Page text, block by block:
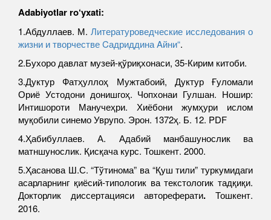
Adabiyotlar ro‘yxati:
1.Абдуллаев. М. Литературоведческие исследования о
жизни и творчестве Cадриддина Aйни“.
2.Бухоро давлат музей-қўриқхонаси, 35-Кирим китоби.
3.Дуктур Фатҳуллоҳ Мужтабоий, Дуктур Ғуломали
Ориё Устодони донишгоҳ. Чопхонаи Гулшан. Ношир:
Интишороти Манучеҳри. Хиёбони жумҳури ислом
муқобили синемо Уврупо. Эрон. 1372ҳ. Б. 12. PDF
4.Ҳабибуллаев. А. Адабий манбашунослик ва
матншунослик. Қисқача курс. Тошкент. 2000.
5.Ҳасанова Ш.С. “Тўтинома” ва “Қуш тили” туркумидаги
асарларнинг қиёсий-типологик ва текстологик тадқиқи.
Докторлик диссертацияси автореферати. Тошкент.
2016.